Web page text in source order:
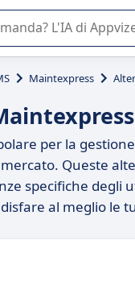
vi guida nell'utilizzo o
Maintexpress
per la
Queste
specifiche
al meglio le